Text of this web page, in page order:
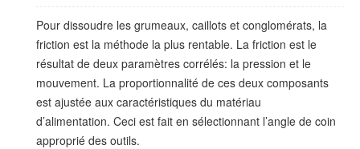
Pour dissoudre les grumeaux, caillots et conglomérats, la
friction est la méthode la plus rentable. La friction est le
résultat de deux paramètres corrélés: la pression et le
mouvement. La proportionnalité de ces deux composants
est ajustée aux caractéristiques du matériau
d’alimentation. Ceci est fait en sélectionnant l’angle de coin
approprié des outils.